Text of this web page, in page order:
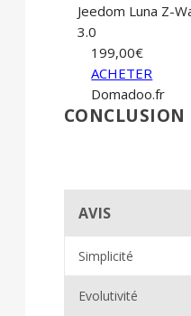
Jeedom Luna Z-
3.0
199,00€
ACHETER
Domadoo.fr
CONCLUSION
AVIS
Simplicité
Evolutivité